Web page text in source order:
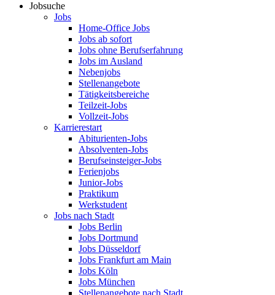
Jobsuche
Jobs
Home-Office Jobs
Jobs ab sofort
Jobs ohne Berufserfahrung
Jobs im Ausland
Nebenjobs
Stellenangebote
Tätigkeitsbereiche
Teilzeit-Jobs
Vollzeit-Jobs
Karrierestart
Abiturienten-Jobs
Absolventen-Jobs
Berufseinsteiger-Jobs
Ferienjobs
Junior-Jobs
Praktikum
Werkstudent
Jobs nach Stadt
Jobs Berlin
Jobs Dortmund
Jobs Düsseldorf
Jobs Frankfurt am Main
Jobs Köln
Jobs München
Stellenangebote nach Stadt